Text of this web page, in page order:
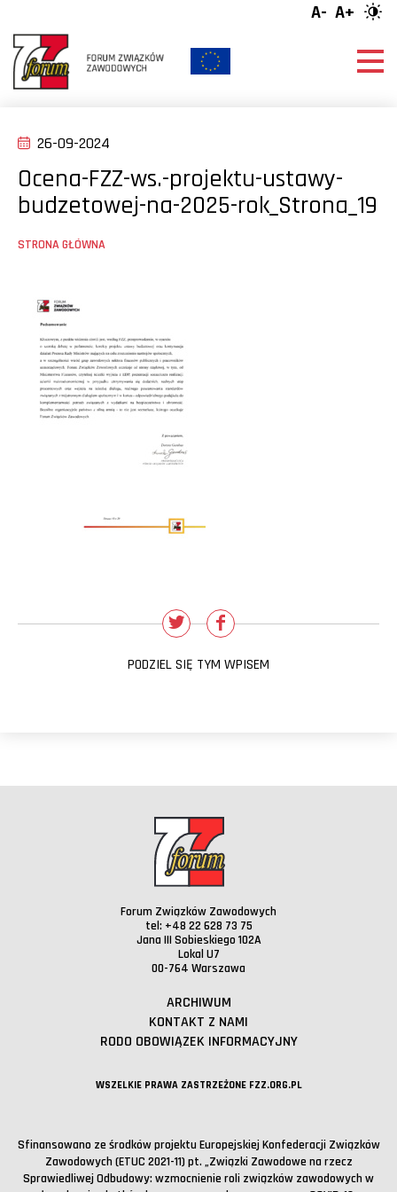
A- A+
26-09-2024
Ocena-FZZ-ws.-projektu-ustawy-
budzetowej-na-2025-rok_Strona_19
STRONA GŁÓWNA
PODZIEL SIĘ TYM WPISEM
Forum Związków Zawodowych
tel: +48 22 628 73 75
Jana III Sobieskiego 102A
Lokal U7
00-764 Warszawa
ARCHIWUM
KONTAKT Z NAMI
RODO OBOWIĄZEK INFORMACYJNY
WSZELKIE PRAWA ZASTRZEŻONE FZZ.ORG.PL
Sfinansowano ze środków projektu Europejskiej Konfederacji Związków
Zawodowych (ETUC 2021-11) pt. „Związki Zawodowe na rzecz
Sprawiedliwej Odbudowy: wzmocnienie roli związków zawodowych w